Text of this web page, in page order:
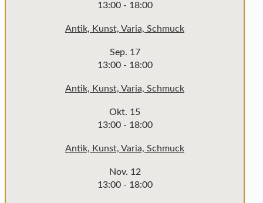
13:00- 18:00
Antik, Kunst, Varia, Schmuck
Sep. 17
13:00- 18:00
Antik, Kunst, Varia, Schmuck
Okt. 15
13:00- 18:00
Antik, Kunst, Varia, Schmuck
Nov. 12
13:00- 18:00